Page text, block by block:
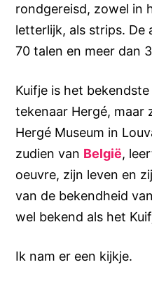
rondgereisd, zowel in
letterlijk, als strips. De
70 talen en meer dan
Kuifje is het
tekenaar Hergé, maar
Hergé Museum in
zudien van België,
oeuvre, zijn leven en
van de bekendheid
wel bekend als het
Ik nam er een kijkje.